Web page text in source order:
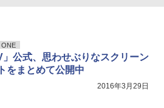
ONE
」公式、思わせぶりなスクリーン
をまとめて公開中
2016年3月29日